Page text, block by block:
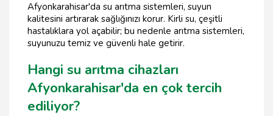
Afyonkarahisar'da su arıtma sistemleri, suyun
kalitesini artırarak sağlığınızı korur. Kirli su, çeşitli
hastalıklara yol açabilir; bu nedenle arıtma sistemleri,
suyunuzu temiz ve güvenli hale getirir.
Hangi su arıtma cihazları
Afyonkarahisar'da en çok tercih
ediliyor?